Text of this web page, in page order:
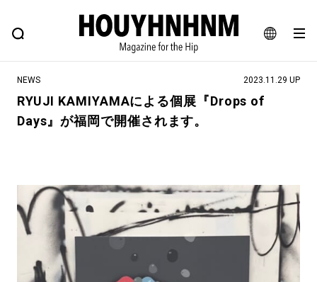
JA
EN
FEATURE BLOG SNAP
ヒップなファッション、カルチャー、ライフスタイルWEBマガジン
#NEW VINTAGE #マイナーグッド図鑑
#路地裏てぃーん。 #MONTHLY JOURNAL
#GH 銘品の所以 #フイナムのYouTube
#Commune H #FOCUS IT #AH.H
NEWS 2023.11.29 UP
RYUJI KAMIYAMAによる個展『Drops of
Days』が福岡で開催されます。